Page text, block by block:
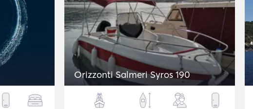
Orizzonti Salmeri Syros 190